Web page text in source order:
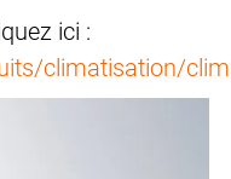
ici :
climatisation/